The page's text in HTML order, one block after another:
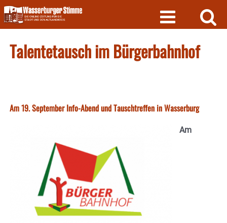
Skip
to
content
Talentetausch im Bürgerbahnhof
Am 19. September Info-Abend und Tauschtreffen in Wasserburg
Am